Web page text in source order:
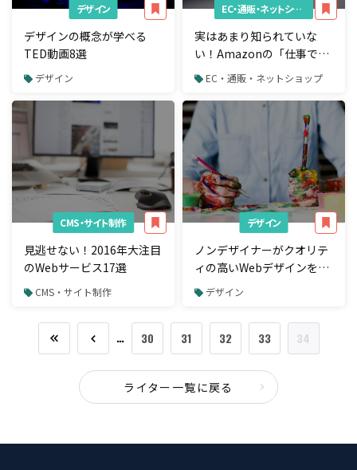
デザイン
デザインの概念が学べる
TED動画8選
デザイン
EC・通販・ネットショップ
実はあまり知られていな
い！Amazonの「仕事で使
える」サービス8選
EC・通販・ネットショップ
CMS・サイト制作
見逃せない！2016年大注目
のWebサービス17選
CMS・サイト制作
デザイン
ノンデザイナーがクオリテ
ィの高いWebデザインを作
成する時に気をつけたい4
つのポイント
デザイン
… 30 31 32 33 34
ライター一覧に戻る